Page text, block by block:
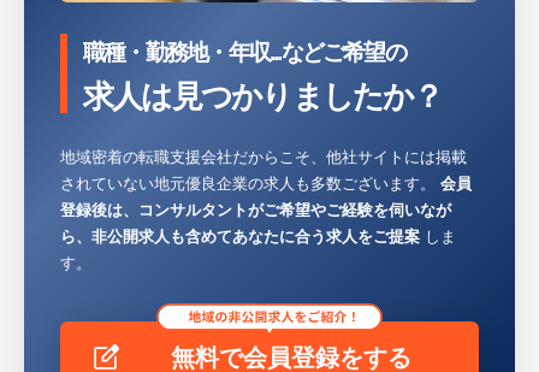
職種・勤務地・年収...などご希望の
求人は見つかりましたか？
地域密着の転職支援会社だからこそ、他社サイトには掲載
されていない地元優良企業の求人も多数ございます。 会員
登録後は、コンサルタントがご希望やご経験を伺いなが
ら、非公開求人も含めてあなたに合う求人をご提案 しま
す。
無料で会員登録をする